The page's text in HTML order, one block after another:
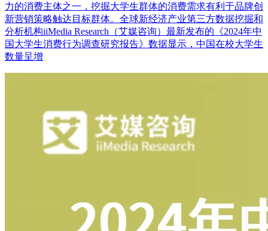
力的消费主体之一，挖掘大学生群体的消费需求有利于品牌创
新营销策略触达目标群体。全球新经济产业第三方数据挖掘和
分析机构iiMedia Research（艾媒咨询）最新发布的《2024年中
国大学生消费行为调查研究报告》数据显示，中国在校大学生
数量呈增